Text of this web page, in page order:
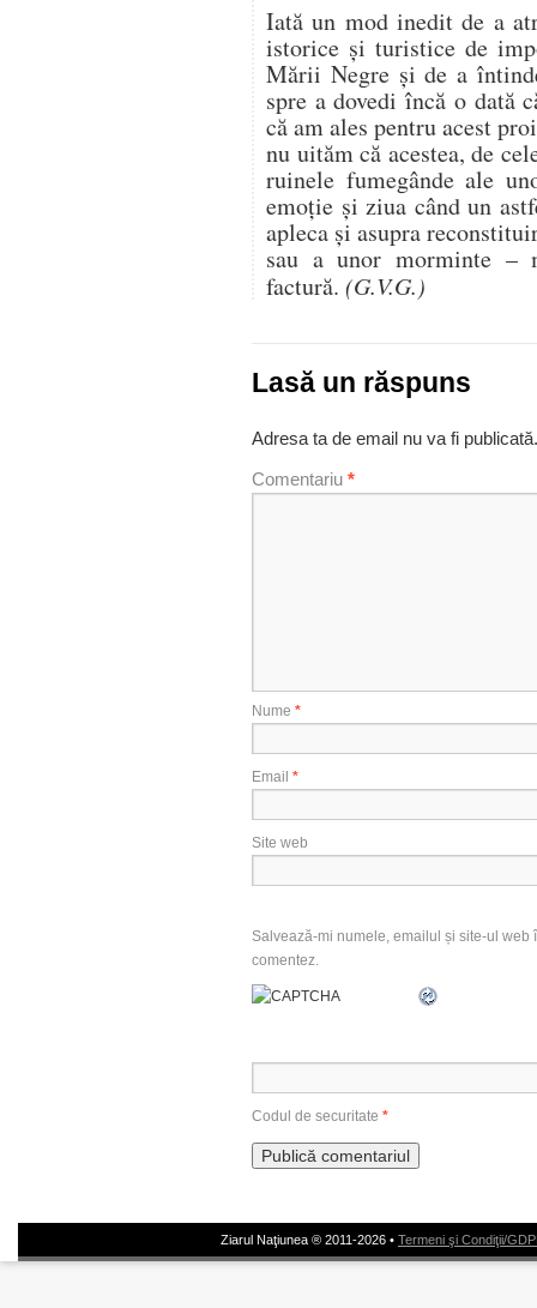
Iată un mod inedit de a
istorice și turistice de
Mării Negre și de a
spre a dovedi încă o dată
că am ales pentru acest
nu uităm că acestea, de
ruinele fumegânde ale
emoție și ziua când un
apleca și asupra
sau a unor morminte –
factură. (G.V.G.)
Lasă un răspuns
Adresa ta de email nu va fi publicată.
Comentariu *
Nume *
Email *
Site web
Salvează-mi numele, emailul și site-ul
comentez.
Codul de securitate *
Ziarul Naţiunea ® 2011-2026 • Termeni şi Condiţii/